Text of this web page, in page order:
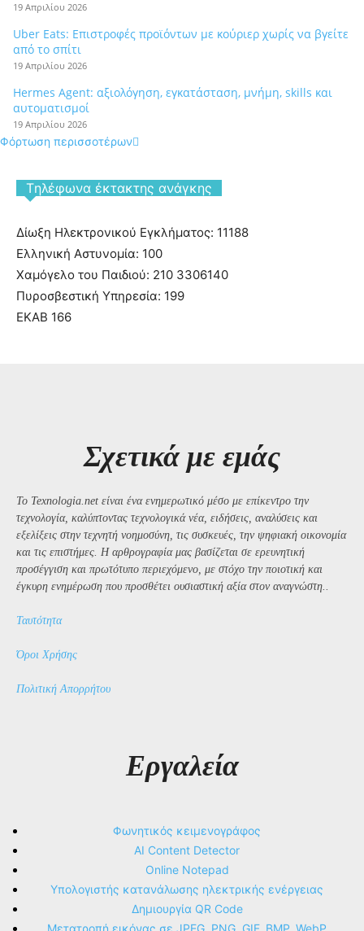
19 Απριλίου 2026
Uber Eats: Επιστροφές προϊόντων με κούριερ χωρίς να βγείτε
από το σπίτι
19 Απριλίου 2026
Hermes Agent: αξιολόγηση, εγκατάσταση, μνήμη, skills και
αυτοματισμοί
19 Απριλίου 2026
Φόρτωση περισσοτέρων
Tηλέφωνα έκτακτης ανάγκης
Δίωξη Ηλεκτρονικού Εγκλήματος: 11188
Ελληνική Αστυνομία: 100
Χαμόγελο του Παιδιού: 210 3306140
Πυροσβεστική Υπηρεσία: 199
ΕΚΑΒ 166
Σχετικά με εμάς
Το Texnologia.net είναι ένα ενημερωτικό μέσο με επίκεντρο την
τεχνολογία, καλύπτοντας τεχνολογικά νέα, ειδήσεις, αναλύσεις και
εξελίξεις στην τεχνητή νοημοσύνη, τις συσκευές, την ψηφιακή οικονομία
και τις επιστήμες. Η αρθρογραφία μας βασίζεται σε ερευνητική
προσέγγιση και πρωτότυπο περιεχόμενο, με στόχο την ποιοτική και
έγκυρη ενημέρωση που προσθέτει ουσιαστική αξία στον αναγνώστη..
Ταυτότητα
Όροι Χρήσης
Πολιτική Απορρήτου
Εργαλεία
Φωνητικός κειμενογράφος
AI Content Detector
Online Notepad
Υπολογιστής κατανάλωσης ηλεκτρικής ενέργειας
Δημιουργία QR Code
Μετατροπή εικόνας σε JPEG, PNG, GIF, BMP, WebP